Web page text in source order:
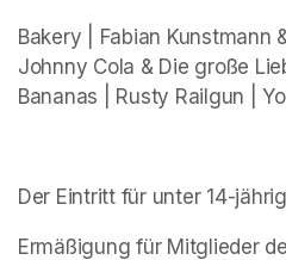
Bakery | Fabian Kunstmann
Johnny Cola & Die große
Bananas | Rusty Railgun |
Der Eintritt für unter 14-
Ermäßigung für Mitglieder